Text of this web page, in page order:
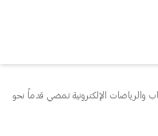
والرياضات الإلكترونية تمضي قدماً نحو